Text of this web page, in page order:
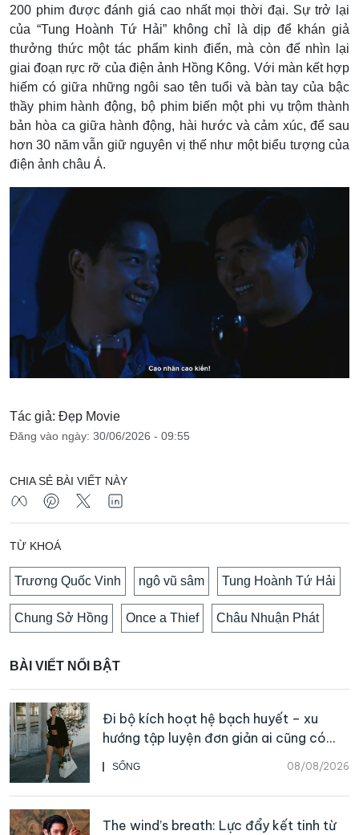
200 phim được đánh giá cao nhất mọi thời đại. Sự trở lại
của “Tung Hoành Tứ Hải” không chỉ là dịp để khán giả
thưởng thức một tác phẩm kinh điển, mà còn để nhìn lại
giai đoạn rực rỡ của điện ảnh Hồng Kông. Với màn kết hợp
hiếm có giữa những ngôi sao tên tuổi và bàn tay của bậc
thầy phim hành động, bộ phim biến một phi vụ trộm thành
bản hòa ca giữa hành động, hài hước và cảm xúc, để sau
hơn 30 năm vẫn giữ nguyên vị thế như một biểu tượng của
điện ảnh châu Á.
Tác giả: Đẹp Movie
Đăng vào ngày: 30/06/2026 - 09:55
CHIA SẺ BÀI VIẾT NÀY
TỪ KHOÁ
Trương Quốc Vinh ngô vũ sâm Tung Hoành Tứ Hải
Chung Sở Hồng Once a Thief Châu Nhuận Phát
BÀI VIẾT NỔI BẬT
SỐNG 08/08/2026
Đi bộ kích hoạt hệ bạch huyết – xu
hướng tập luyện đơn giản ai cũng có
thể bắt đầu
The wind’s breath: Lực đẩy kết tinh từ